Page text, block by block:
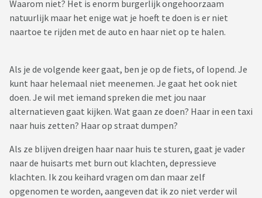
Waarom niet? Het is enorm burgerlijk ongehoorzaam
natuurlijk maar het enige wat je hoeft te doen is er niet
naartoe te rijden met de auto en haar niet op te halen.
Als je de volgende keer gaat, ben je op de fiets, of lopend. Je
kunt haar helemaal niet meenemen. Je gaat het ook niet
doen. Je wil met iemand spreken die met jou naar
alternatieven gaat kijken. Wat gaan ze doen? Haar in een taxi
naar huis zetten? Haar op straat dumpen?
Als ze blijven dreigen haar naar huis te sturen, gaat je vader
naar de huisarts met burn out klachten, depressieve
klachten. Ik zou keihard vragen om dan maar zelf
opgenomen te worden, aangeven dat ik zo niet verder wil